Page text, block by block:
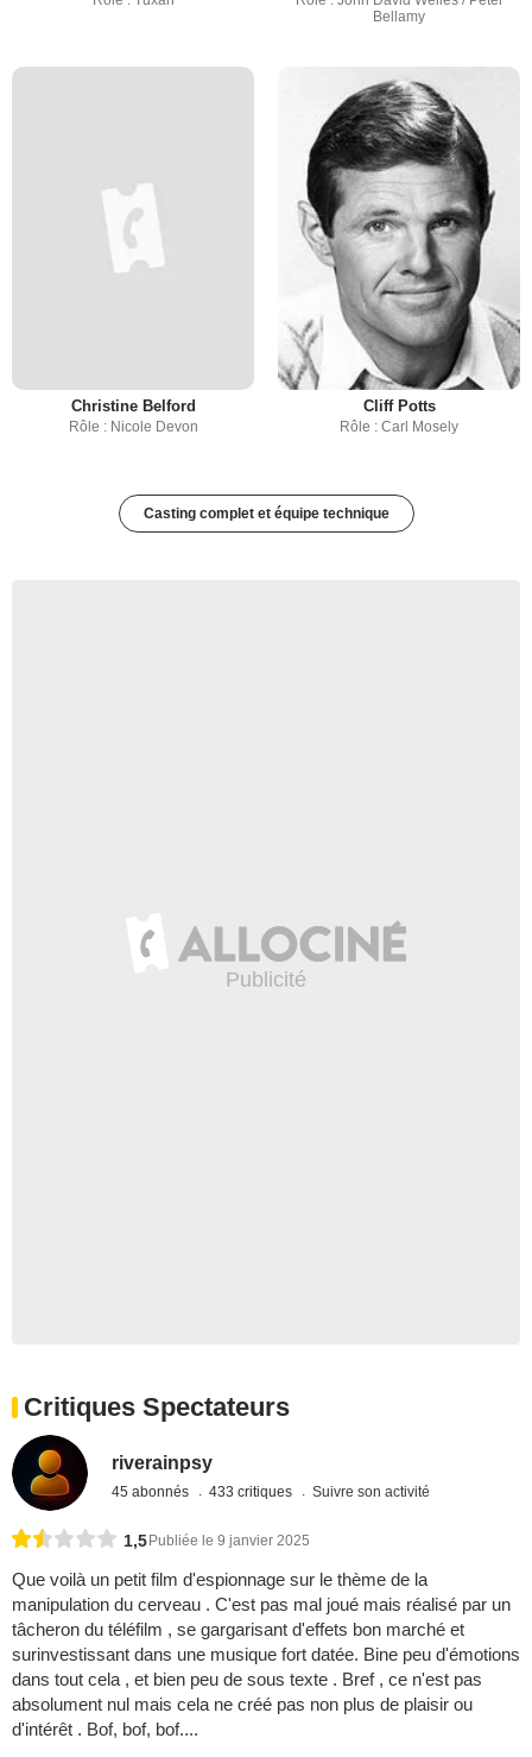
Bellamy
Christine Belford
Rôle : Nicole Devon
Cliff Potts
Rôle : Carl Mosely
Casting complet et équipe technique
Critiques Spectateurs
riverainpsy
45 abonnés 433 critiques Suivre son activité
1,5 Publiée le 9 janvier 2025
Que voilà un petit film d'espionnage sur le thème de la
manipulation du cerveau . C'est pas mal joué mais réalisé par un
tâcheron du téléfilm , se gargarisant d'effets bon marché et
surinvestissant dans une musique fort datée. Bine peu d'émotions
dans tout cela , et bien peu de sous texte . Bref , ce n'est pas
absolument nul mais cela ne créé pas non plus de plaisir ou
d'intérêt . Bof, bof, bof....